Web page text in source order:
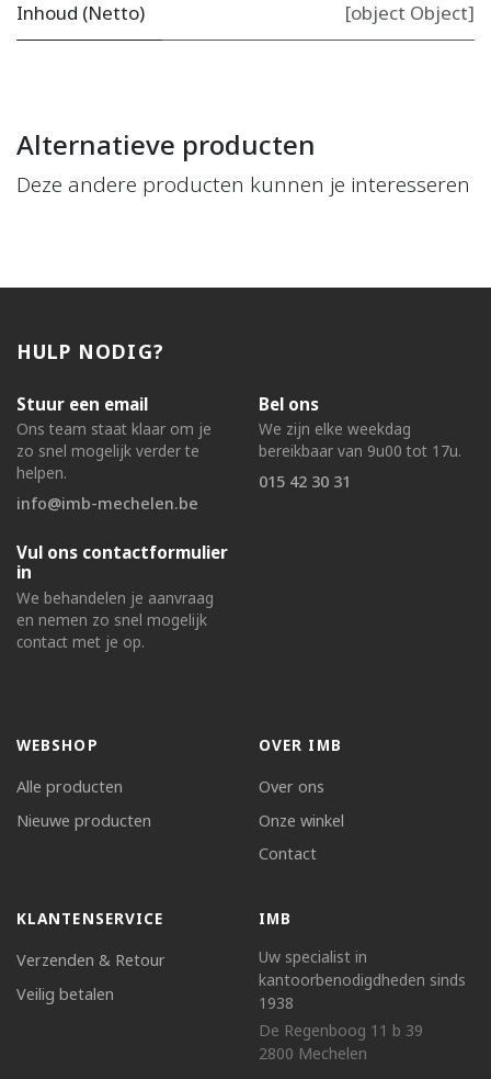
Inhoud (Netto) [object Object]
Alternatieve producten
Deze andere producten kunnen je interesseren
HULP NODIG?
Stuur een email
Ons team staat klaar om je
zo snel mogelijk verder te
helpen.
info@imb-mechelen.be
Bel ons
We zijn elke weekdag
bereikbaar van 9u00 tot 17u.
015 42 30 31
Vul ons contactformulier
in
We behandelen je aanvraag
en nemen zo snel mogelijk
contact met je op.
WEBSHOP
Alle producten
Nieuwe producten
OVER IMB
Over ons
Onze winkel
Contact
KLANTENSERVICE
Verzenden & Retour
Veilig betalen
IMB
Uw specialist in
kantoorbenodigdheden sinds
1938
De Regenboog 11 b 39
2800 Mechelen